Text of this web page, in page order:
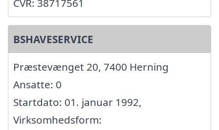
CVR: 38717561
BSHAVESERVICE
Præstevænget 20, 7400 Herning
Ansatte: 0
Startdato: 01. januar 1992,
Virksomhedsform: